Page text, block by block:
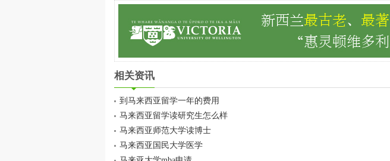
相关资讯
到马来西亚留学一年的费用
马来西亚留学读研究生怎么样
马来西亚师范大学读博士
马来西亚国民大学医学